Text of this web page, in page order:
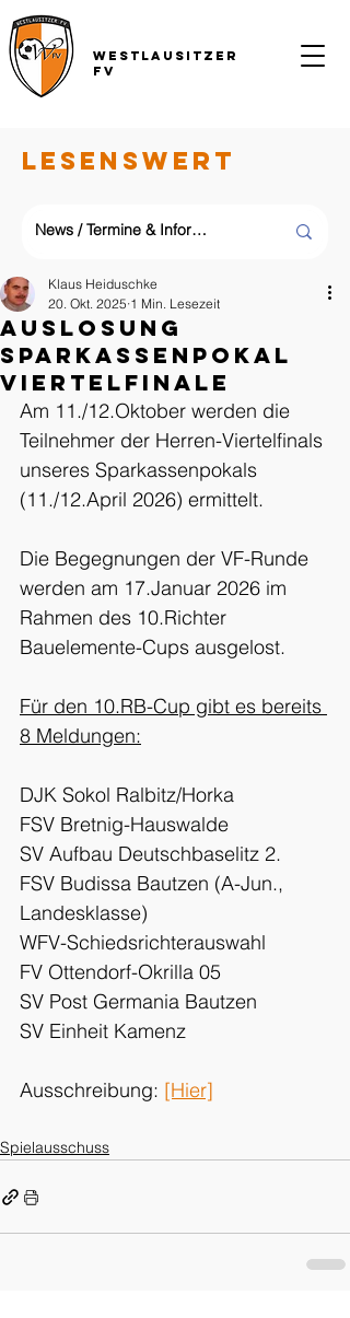
Westlausitzer
FV
LESENSWERT
Auslosung
Sparkassenpokal
Viertelfinale
Klaus Heiduschke
20. Okt. 2025 1 Min. Lesezeit
Am 11./12.Oktober werden die
Teilnehmer der Herren-Viertelfinals
unseres Sparkassenpokals
(11./12.April 2026) ermittelt.
Die Begegnungen der VF-Runde
werden am 17.Januar 2026 im
Rahmen des 10.Richter
Bauelemente-Cups ausgelost.
Für den 10.RB-Cup gibt es bereits
8 Meldungen:
DJK Sokol Ralbitz/Horka
FSV Bretnig-Hauswalde
SV Aufbau Deutschbaselitz 2.
FSV Budissa Bautzen (A-Jun.,
Landesklasse)
WFV-Schiedsrichterauswahl
FV Ottendorf-Okrilla 05
SV Post Germania Bautzen
SV Einheit Kamenz
Ausschreibung: [Hier]
Spielausschuss